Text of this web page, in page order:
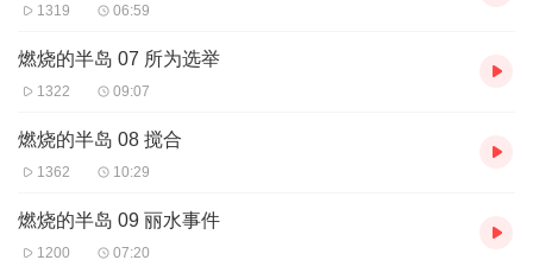
1319 06:59
燃烧的半岛 07 所为选举
1322 09:07
燃烧的半岛 08 搅合
1362 10:29
燃烧的半岛 09 丽水事件
1200 07:20